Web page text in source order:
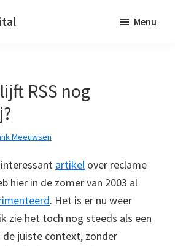
Menu
RSS nog
Meeuwsen
artikel over reclame
hier in de zomer van 2003 al
. Het is er nu weer
zie het toch nog steeds als een
de juiste context, zonder